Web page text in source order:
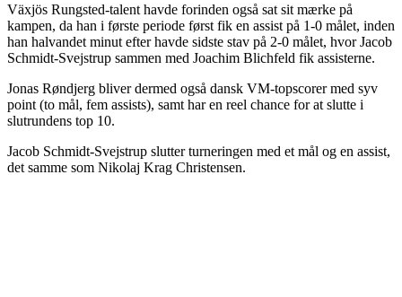
Växjös Rungsted-talent havde forinden også sat sit mærke på
kampen, da han i første periode først fik en assist på 1-0 målet, inden
han halvandet minut efter havde sidste stav på 2-0 målet, hvor Jacob
Schmidt-Svejstrup sammen med Joachim Blichfeld fik assisterne.
Jonas Røndjerg bliver dermed også dansk VM-topscorer med syv
point (to mål, fem assists), samt har en reel chance for at slutte i
slutrundens top 10.
Jacob Schmidt-Svejstrup slutter turneringen med et mål og en assist,
det samme som Nikolaj Krag Christensen.